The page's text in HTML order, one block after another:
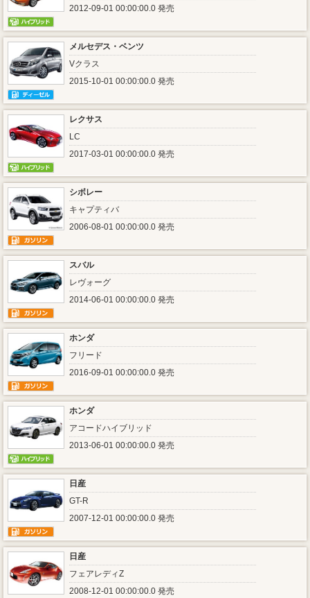
2012-09-01 00:00:00.0 発売
メルセデス・ベンツ
Vクラス
2015-10-01 00:00:00.0 発売
レクサス
LC
2017-03-01 00:00:00.0 発売
シボレー
キャプティバ
2006-08-01 00:00:00.0 発売
スバル
レヴォーグ
2014-06-01 00:00:00.0 発売
ホンダ
フリード
2016-09-01 00:00:00.0 発売
ホンダ
アコードハイブリッド
2013-06-01 00:00:00.0 発売
日産
GT-R
2007-12-01 00:00:00.0 発売
日産
フェアレディZ
2008-12-01 00:00:00.0 発売